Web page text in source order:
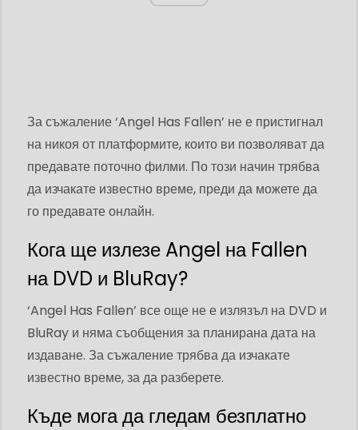
За съжаление ‘Angel Has Fallen’ не е пристигнал
на никоя от платформите, които ви позволяват да
предавате поточно филми. По този начин трябва
да изчакате известно време, преди да можете да
го предавате онлайн.
Кога ще излезе Angel на Fallen
на DVD и BluRay?
‘Angel Has Fallen’ все още не е излязъл на DVD и
BluRay и няма съобщения за планирана дата на
издаване. За съжаление трябва да изчакате
известно време, за да разберете.
Къде мога да гледам безплатно